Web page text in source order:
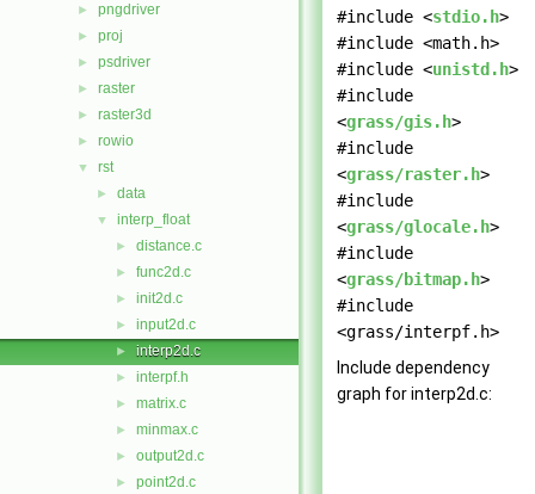
► pngdriver
► proj
► psdriver
► raster
► raster3d
► rowio
▼ rst
► data
▼ interp_float
► distance.c
► func2d.c
► init2d.c
► input2d.c
► interp2d.c
► interpf.h
► matrix.c
► minmax.c
► output2d.c
► point2d.c
#include <stdio.h>
#include <math.h>
#include <unistd.h>
#include
<grass/gis.h>
#include
<grass/raster.h>
#include
<grass/glocale.h>
#include
<grass/bitmap.h>
#include
<grass/interpf.h>
Include dependency
graph for interp2d.c: